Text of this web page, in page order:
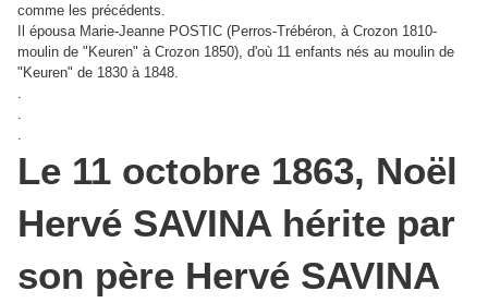
comme les précédents.
Il épousa Marie-Jeanne POSTIC (Perros-Trébéron, à Crozon 1810-
moulin de "Keuren" à Crozon 1850), d'où 11 enfants nés au moulin de
"Keuren" de 1830 à 1848.
.
.
.
Le 11 octobre 1863, Noël
Hervé SAVINA hérite par
son père Hervé SAVINA